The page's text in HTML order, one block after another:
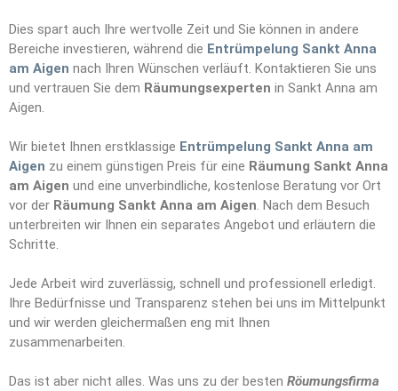
Dies spart auch Ihre wertvolle Zeit und Sie können in andere
Bereiche investieren, während die Entrümpelung Sankt Anna
am Aigen nach Ihren Wünschen verläuft. Kontaktieren Sie uns
und vertrauen Sie dem Räumungsexperten in Sankt Anna am
Aigen.
Wir bietet Ihnen erstklassige Entrümpelung Sankt Anna am
Aigen zu einem günstigen Preis für eine Räumung Sankt Anna
am Aigen und eine unverbindliche, kostenlose Beratung vor Ort
vor der Räumung Sankt Anna am Aigen. Nach dem Besuch
unterbreiten wir Ihnen ein separates Angebot und erläutern die
Schritte.
Jede Arbeit wird zuverlässig, schnell und professionell erledigt.
Ihre Bedürfnisse und Transparenz stehen bei uns im Mittelpunkt
und wir werden gleichermaßen eng mit Ihnen
zusammenarbeiten.
Das ist aber nicht alles. Was uns zu der besten Röumungsfirma